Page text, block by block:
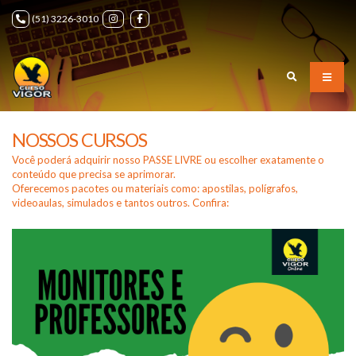
(51) 3226-3010
NOSSOS CURSOS
Você poderá adquirir nosso PASSE LIVRE ou escolher exatamente o
conteúdo que precisa se aprimorar.
Oferecemos pacotes ou materiais como: apostilas, polígrafos,
videoaulas, simulados e tantos outros. Confira: